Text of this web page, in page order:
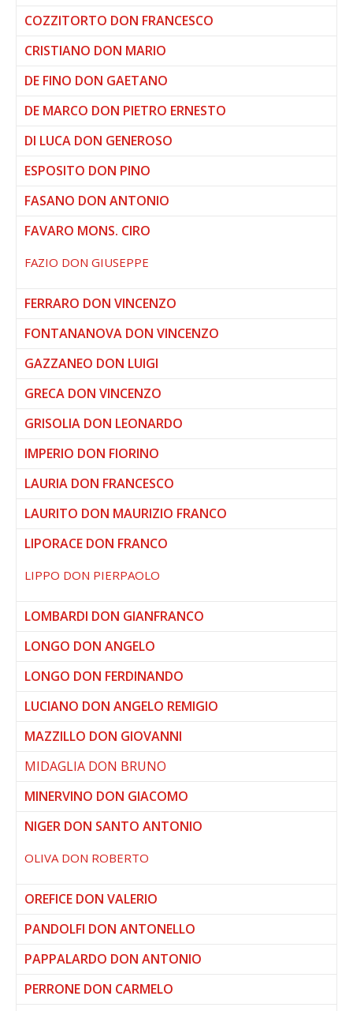
COZZITORTO DON FRANCESCO
CRISTIANO DON MARIO
DE FINO DON GAETANO
DE MARCO DON PIETRO ERNESTO
DI LUCA DON GENEROSO
ESPOSITO DON PINO
FASANO DON ANTONIO
FAVARO MONS. CIRO
FAZIO DON GIUSEPPE
FERRARO DON VINCENZO
FONTANANOVA DON VINCENZO
GAZZANEO DON LUIGI
GRECA DON VINCENZO
GRISOLIA DON LEONARDO
IMPERIO DON FIORINO
LAURIA DON FRANCESCO
LAURITO DON MAURIZIO FRANCO
LIPORACE DON FRANCO
LIPPO DON PIERPAOLO
LOMBARDI DON GIANFRANCO
LONGO DON ANGELO
LONGO DON FERDINANDO
LUCIANO DON ANGELO REMIGIO
MAZZILLO DON GIOVANNI
MIDAGLIA DON BRUNO
MINERVINO DON GIACOMO
NIGER DON SANTO ANTONIO
OLIVA DON ROBERTO
OREFICE DON VALERIO
PANDOLFI DON ANTONELLO
PAPPALARDO DON ANTONIO
PERRONE DON CARMELO